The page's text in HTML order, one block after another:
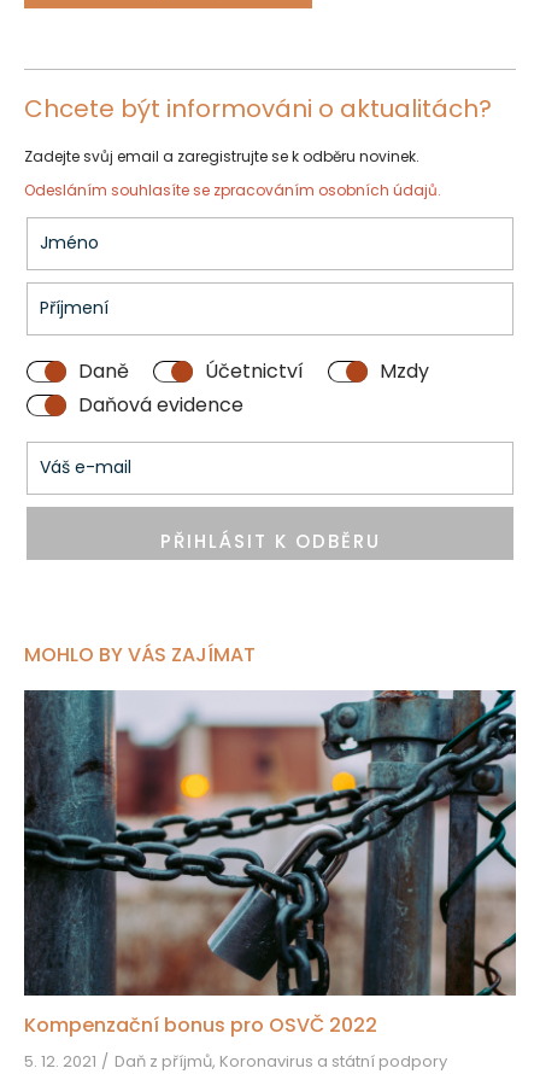
Chcete být informováni o aktualitách?
Zadejte svůj email a zaregistrujte se k odběru novinek.
Odesláním souhlasíte se zpracováním osobních údajů.
Daně Účetnictví
Mzdy
Daňová evidence
PŘIHLÁSIT K ODBĚRU
MOHLO BY VÁS ZAJÍMAT
Kompenzační bonus pro OSVČ 2022
5. 12. 2021 Daň z příjmů, Koronavirus a státní podpory